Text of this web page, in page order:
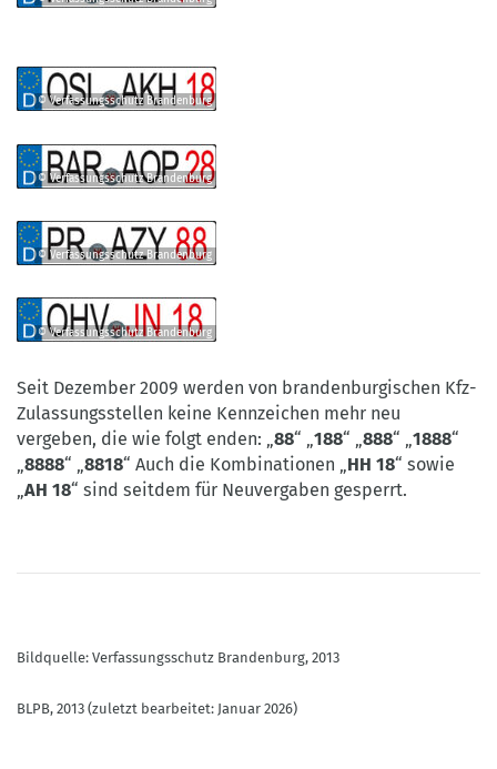
Brandenburg
Verfassungsschutz
Brandenburg
© Verfassungsschutz Brandenburg
Verfassungsschutz
Brandenburg
© Verfassungsschutz Brandenburg
Verfassungsschutz
Brandenburg
© Verfassungsschutz Brandenburg
Verfassungsschutz
Brandenburg
© Verfassungsschutz Brandenburg
Seit Dezember 2009 werden von brandenburgischen Kfz-
Zulassungsstellen keine Kennzeichen mehr neu
vergeben, die wie folgt enden: „88“ „188“ „888“ „1888“
„8888“ „8818“ Auch die Kombinationen „HH 18“ sowie
„AH 18“ sind seitdem für Neuvergaben gesperrt.
Bildquelle: Verfassungsschutz Brandenburg, 2013
BLPB, 2013 (zuletzt bearbeitet: Januar 2026)